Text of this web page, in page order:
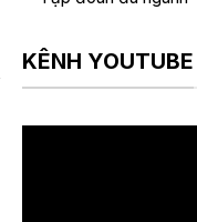
KÊNH YOUTUBE